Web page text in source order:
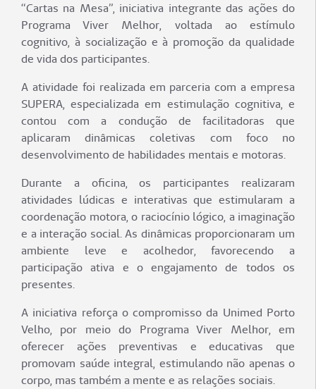
“Cartas na Mesa”, iniciativa integrante das ações do
Programa Viver Melhor, voltada ao estímulo
cognitivo, à socialização e à promoção da qualidade
de vida dos participantes.
A atividade foi realizada em parceria com a empresa
SUPERA, especializada em estimulação cognitiva, e
contou com a condução de facilitadoras que
aplicaram dinâmicas coletivas com foco no
desenvolvimento de habilidades mentais e motoras.
Durante a oficina, os participantes realizaram
atividades lúdicas e interativas que estimularam a
coordenação motora, o raciocínio lógico, a imaginação
e a interação social. As dinâmicas proporcionaram um
ambiente leve e acolhedor, favorecendo a
participação ativa e o engajamento de todos os
presentes.
A iniciativa reforça o compromisso da Unimed Porto
Velho, por meio do Programa Viver Melhor, em
oferecer ações preventivas e educativas que
promovam saúde integral, estimulando não apenas o
corpo, mas também a mente e as relações sociais.